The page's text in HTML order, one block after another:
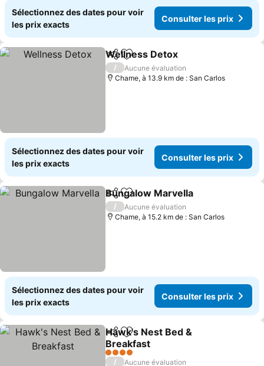
Sélectionnez des dates pour voir
les prix exacts
Consulter les prix
PartagerAjouter à mes favoris
Wellness Detox
/
Aucune évaluation
Chame, à 13.9 km de : San Carlos
Sélectionnez des dates pour voir
les prix exacts
Consulter les prix
PartagerAjouter à mes favoris
Bungalow Marvella
/
Aucune évaluation
Chame, à 15.2 km de : San Carlos
Sélectionnez des dates pour voir
les prix exacts
Consulter les prix
PartagerAjouter à mes favoris
Hawk's Nest Bed &
Breakfast
4 Étoiles
/ Aucune évaluation